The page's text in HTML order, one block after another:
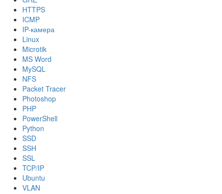
HTTPS
ICMP
IP-камера
Linux
Microtik
MS Word
MySQL
NFS
Packet Tracer
Photoshop
PHP
PowerShell
Python
SSD
SSH
SSL
TCP/IP
Ubuntu
VLAN